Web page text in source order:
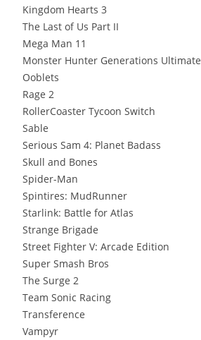
Kingdom Hearts 3
The Last of Us Part II
Mega Man 11
Monster Hunter Generations Ultimate
Ooblets
Rage 2
RollerCoaster Tycoon Switch
Sable
Serious Sam 4: Planet Badass
Skull and Bones
Spider-Man
Spintires: MudRunner
Starlink: Battle for Atlas
Strange Brigade
Street Fighter V: Arcade Edition
Super Smash Bros
The Surge 2
Team Sonic Racing
Transference
Vampyr